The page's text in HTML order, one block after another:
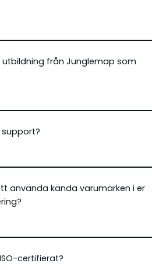
utbildning från Junglemap som
använda kända varumärken i er
certifierat?